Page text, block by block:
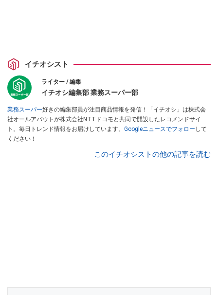
イチオシスト
ライター / 編集
イチオシ編集部 業務スーパー部
業務スーパー好きの編集部員が注目商品情報を発信！「イチオシ」は株式会
社オールアバウトが株式会社NTTドコモと共同で開設したレコメンドサイ
ト。毎日トレンド情報をお届けしています。 Googleニュースでフォロー して
ください！
このイチオシストの他の記事を読む